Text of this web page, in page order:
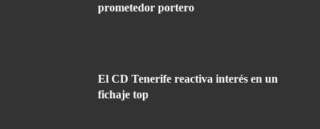
prometedor portero
El CD Tenerife reactiva interés en un
fichaje top